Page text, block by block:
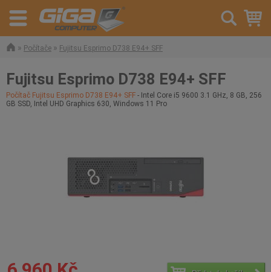
» Počítače » Fujitsu Esprimo D738 E94+ SFF
Fujitsu Esprimo D738 E94+ SFF
Počítač Fujitsu Esprimo D738 E94+ SFF - Intel Core i5 9600 3.1 GHz, 8 GB, 256
GB SSD, Intel UHD Graphics 630, Windows 11 Pro